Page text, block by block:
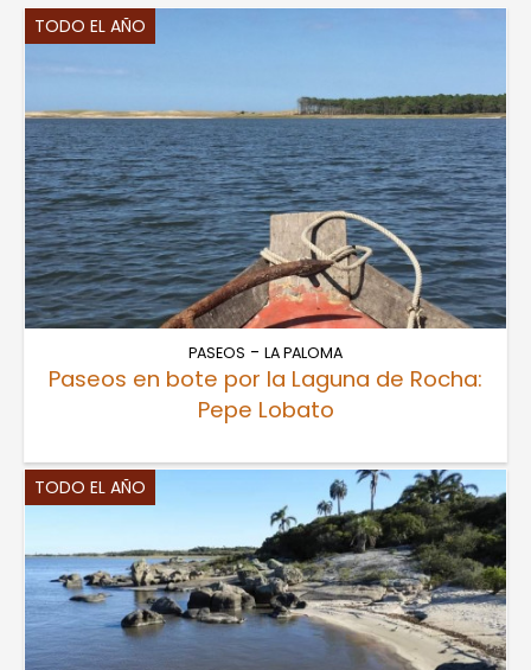
TODO EL AÑO
PASEOS - LA PALOMA
Paseos en bote por la Laguna de Rocha:
Pepe Lobato
TODO EL AÑO